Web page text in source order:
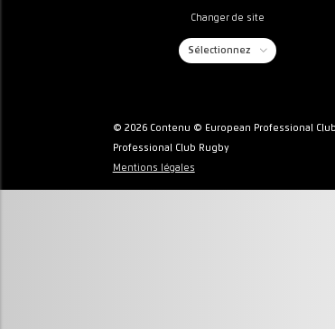
Changer de site
Sélectionnez
© 2026 Contenu © European Professional
Professional Club Rugby
Mentions légales